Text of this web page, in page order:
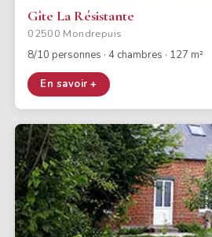
Gîte La Résistante
02500 Mondrepuis
8/10 personnes · 4 chambres · 127 m²
En savoir +